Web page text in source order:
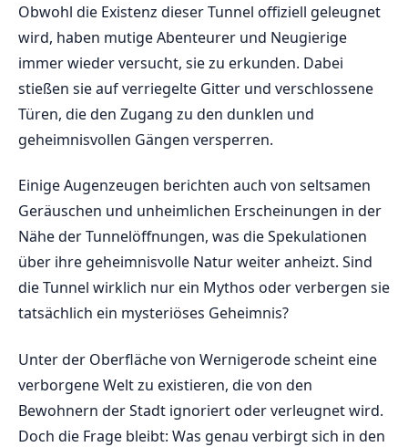
Obwohl‌ die Existenz‍ dieser ‌Tunnel offiziell geleugnet
wird,‍ haben ⁤mutige Abenteurer und Neugierige
immer⁤ wieder‍ versucht, sie zu⁣ erkunden. Dabei
stießen sie ⁢auf verriegelte Gitter und verschlossene
Türen, die⁣ den ‌Zugang zu⁤ den dunklen und
⁣geheimnisvollen Gängen ​versperren.
Einige Augenzeugen berichten auch von seltsamen
Geräuschen und unheimlichen Erscheinungen in der
Nähe der Tunnelöffnungen,‍ was die Spekulationen
⁢über ihre geheimnisvolle Natur weiter‌ anheizt. Sind
die Tunnel wirklich⁤ nur ‌ein ⁤Mythos oder verbergen ‌sie
tatsächlich ein​ mysteriöses Geheimnis?
Unter der Oberfläche von Wernigerode scheint eine
verborgene Welt zu existieren, die von⁤ den
Bewohnern der Stadt ignoriert oder verleugnet wird.
Doch die‍ Frage‌ bleibt: Was⁣ genau verbirgt ⁢sich‌ in den